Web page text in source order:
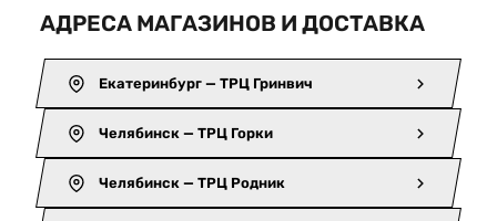
АДРЕСА МАГАЗИНОВ И ДОСТАВКА
Екатеринбург — ТРЦ Гринвич
Челябинск — ТРЦ Горки
Челябинск — ТРЦ Родник